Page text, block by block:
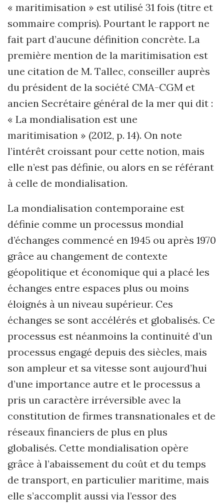
« maritimisation » est utilisé 31 fois (titre et
sommaire compris). Pourtant le rapport ne
fait part d’aucune définition concrète. La
première mention de la maritimisation est
une citation de M. Tallec, conseiller auprès
du président de la société CMA-CGM et
ancien Secrétaire général de la mer qui dit :
« La mondialisation est une
maritimisation » (2012, p. 14). On note
l’intérêt croissant pour cette notion, mais
elle n’est pas définie, ou alors en se référant
à celle de mondialisation.
La mondialisation contemporaine est
définie comme un processus mondial
d’échanges commencé en 1945 ou après 1970
grâce au changement de contexte
géopolitique et économique qui a placé les
échanges entre espaces plus ou moins
éloignés à un niveau supérieur. Ces
échanges se sont accélérés et globalisés. Ce
processus est néanmoins la continuité d’un
processus engagé depuis des siècles, mais
son ampleur et sa vitesse sont aujourd’hui
d’une importance autre et le processus a
pris un caractère irréversible avec la
constitution de firmes transnationales et de
réseaux financiers de plus en plus
globalisés. Cette mondialisation opère
grâce à l’abaissement du coût et du temps
de transport, en particulier maritime, mais
elle s’accomplit aussi via l’essor des